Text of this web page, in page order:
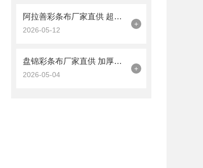
阿拉善彩条布厂家直供 超强抗老化 天津工程围挡防护规格批发
2026-05-12
+
盘锦彩条布厂家直供 加厚防雨 工程防护现货批发
2026-05-04
+